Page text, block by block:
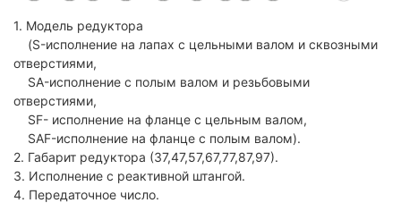
1. Модель редуктора
(S-исполнение на лапах с цельными валом и сквозными
отверстиями,
SA-исполнение с полым валом и резьбовыми
отверстиями,
SF- исполнение на фланце с цельным валом,
SAF-исполнение на фланце с полым валом).
2. Габарит редуктора (37,47,57,67,77,87,97).
3. Исполнение с реактивной штангой.
4. Передаточное число.